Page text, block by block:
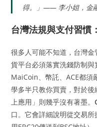
得。」—— 李小姐，金
台灣法規與支付習慣
很多人可能不知道，台灣
貨平台必須落實洗錢防制
MaiCoin、幣託、ACE都須
學多半只教你買賣，對於
上應用」則幾乎沒有著墨。
口。它會詳細說明從交易